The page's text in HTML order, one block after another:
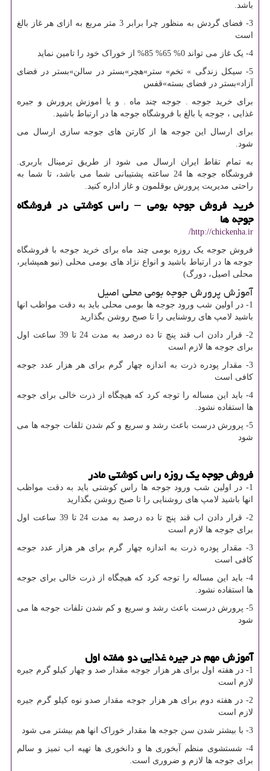
باشد.
3- فضای گردش به منظور چرا برابر 3 متر مربع به ازای هر غاز بالغ
است
4- یک غاز می تواند 0% 65% 85% از خوراک خود را تامین نماید
5- سیکل زندگی » تخم» ستر»هچر»بستر در سالن»بستر در فضای
آزاد»بستر در فضای بسته»قفس
برای خرید جوجه . جوجه چند ماه . و یا اموزش پرورش و جیره
غذایی ، جوجه یا بالغ با فروشگاه جوجه ها در ارتباط باشید.
برای ارسال این جوجه ها از کارتن های جوجه سازی ارسال می
شود.
به تمام تقاط ایران ارسال می شود از طریق ترمینال باربری.
فروشگاه جوجه ها 24 ساعته پشتیبانی شما می باشد، تا شما به
راحتی مدیریت پرورش بوقلمون و غاز اداره کنید.
خرید فروش جوجه بومی – راس کوشتی در فروشگاه
جوجه ها
http://chickenha.ir/
فروش جوجه یک روزه بومی چند ماه برای خرید جوجه با فروشگاه
جوجه ها در ارتباط باشید و انواع نژاد های بومی محلی (نیو همپشایر،
محلی اصیل، دورگ)
آموزش پرورش جوجه بومی محلی اصیل
1- در اولین شب ورود جوجه ها بومی محلی باید به دقت مواظب انها
باشید لامپ های روشنایی را تا صبح روشن بگذارید
2- قرار دادن اب قند پنچ تا ده درصد به مدت 24 تا 39 ساعت اول
برای جوجه ها لازم است
3- مقدار پودره ذرت به اندازه چهار گرم برای هر هزار عدد جوجه
کافی است
4- باید این مساله را توجه کرد که هیچگاه از ذرت خالی برای جوجه
ها استفاده نشود.
5- پرورش درست باعث رشد و سریع و کم شدن تلفات جوجه ها می
شود
فروش جوجه یک روزه راس کوشتی مادر
1- در اولین شب ورود جوجه ها راس کوشتی باید به دقت مواظب
انها باشید لامپ های روشنایی را تا صبح روشن بگذارید
2- قرار دادن اب قند پنچ تا ده درصد به مدت 24 تا 39 ساعت اول
برای جوجه ها لازم است
3- مقدار پودره ذرت به اندازه چهار گرم برای هر هزار عدد جوجه
کافی است
4- باید این مساله را توجه کرد که هیچگاه از ذرت خالی برای جوجه
ها استفاده نشود.
5- پرورش درست باعث رشد و سریع و کم شدن تلفات جوجه ها می
شود
آموزش مهم در جیره غذایی دو هفته اول
1- در هفته اول برای هر هزار جوجه مقدار صد و چهار کیلو گرم جیره
لازم است
2- در هفته دوم برای هر هزار جوجه مقدار صدو نوه کیلو گرم جیره
لازم است
3- با بیشتر شدن سن جوجه ها مقدار خوراک انها هم بیشتر می شود
4- شستشوی منظم آبخوری ها و دانخوری ها تهیه اب تمیز و سالم
برای جوجه ها لازم و ضروری است.